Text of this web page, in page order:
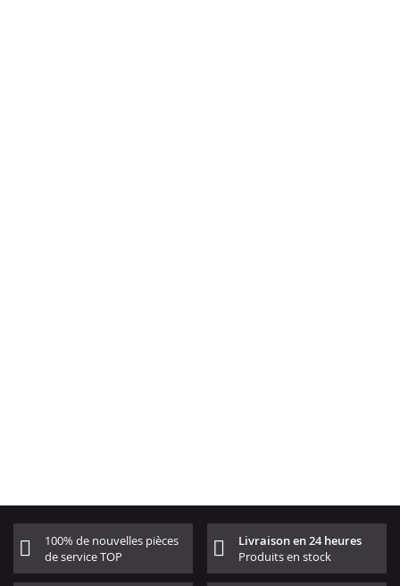
100% de nouvelles pièces
de service TOP
Livraison en 24 heures
Produits en stock